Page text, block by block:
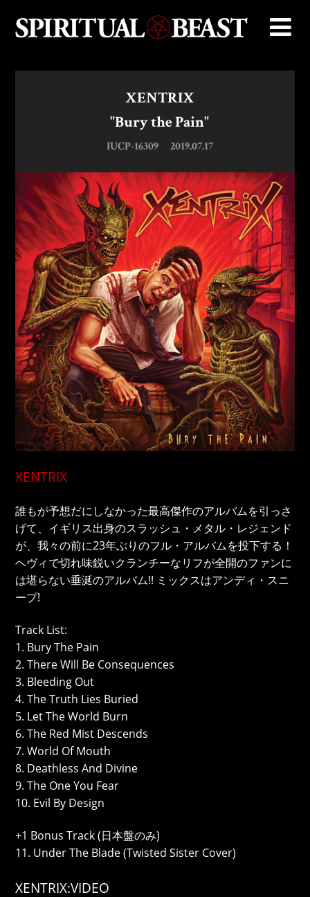
XENTRIX
"Bury the Pain"
IUCP-16309 2019.07.17
XENTRIX
誰もが予想だにしなかった最高傑作のアルバムを引っさ
げて、イギリス出身のスラッシュ・メタル・レジェンド
が、我々の前に23年ぶりのフル・アルバムを投下する！
ヘヴィで切れ味鋭いクランチーなリフが全開のファンに
は堪らない垂涎のアルバム!! ミックスはアンディ・スニ
ープ!
Track List:
1. Bury The Pain
2. There Will Be Consequences
3. Bleeding Out
4. The Truth Lies Buried
5. Let The World Burn
6. The Red Mist Descends
7. World Of Mouth
8. Deathless And Divine
9. The One You Fear
10. Evil By Design
+1 Bonus Track (日本盤のみ)
11. Under The Blade (Twisted Sister Cover)
XENTRIX:VIDEO